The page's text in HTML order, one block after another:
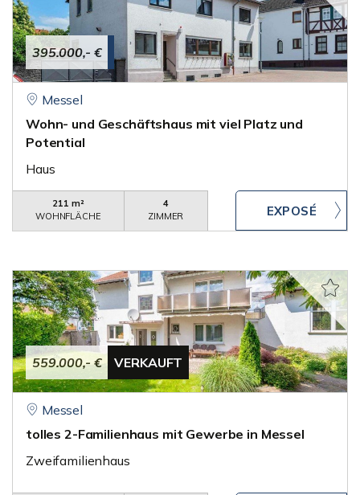
395.000,- €
Messel
Wohn- und Geschäftshaus mit viel Platz und
Potential
Haus
211 m²
WOHNFLÄCHE
4
ZIMMER
559.000,- € VERKAUFT
Messel
tolles 2-Familienhaus mit Gewerbe in Messel
Zweifamilienhaus